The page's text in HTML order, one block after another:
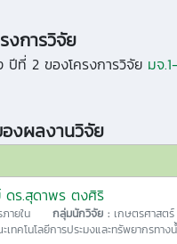
การวิจัย
ปีที่ 2 ของโครงการวิจัย มจ
งผลงานวิจัย
ดร.สุดาพร ตงศิริ
ภายใน กลุ่มนักวิจัย : เกษตรศาสตร์
เทคโนโลยีการประมงและทรัพยากรทาง